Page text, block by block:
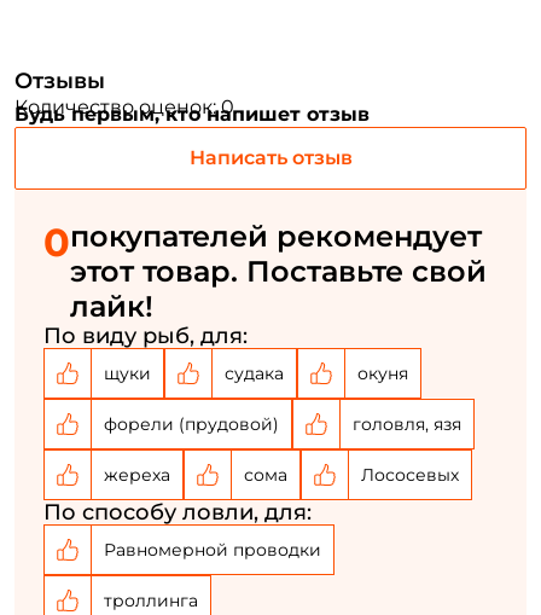
Отзывы
Количество оценок: 0
Будь первым, кто напишет отзыв
Написать отзыв
0покупателей рекомендует
этот товар. Поставьте свой
лайк!
По виду рыб, для:
щуки судака окуня
форели (прудовой) головля, язя
жереха сома Лососевых
По способу ловли, для:
Равномерной проводки
троллинга
Заполняя данную форму вы соглашаетесь на обработку
персональных данных
Создать аккаунт
У меня уже есть аккаунт